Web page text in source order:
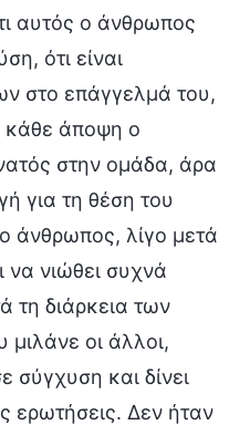
αυτός ο άνθρωπος
ότι είναι
στο επάγγελμά του,
κάθε άποψη ο
στην ομάδα, άρα
για τη θέση του
άνθρωπος, λίγο μετά
να νιώθει συχνά
τη διάρκεια των
οι άλλοι,
σύγχυση και δίνει
ερωτήσεις. Δεν ήταν